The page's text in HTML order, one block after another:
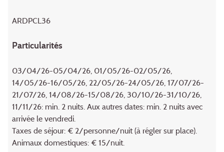
ARDPCL36
Particularités
03/04/26-05/04/26, 01/05/26-02/05/26,
14/05/26-16/05/26, 22/05/26-24/05/26, 17/07/26-
21/07/26, 14/08/26-15/08/26, 30/10/26-31/10/26,
11/11/26: min. 2 nuits. Aux autres dates: min. 2 nuits avec
arrivée le vendredi.
Taxes de séjour: € 2/personne/nuit (à régler sur place).
Animaux domestiques: € 15/nuit.